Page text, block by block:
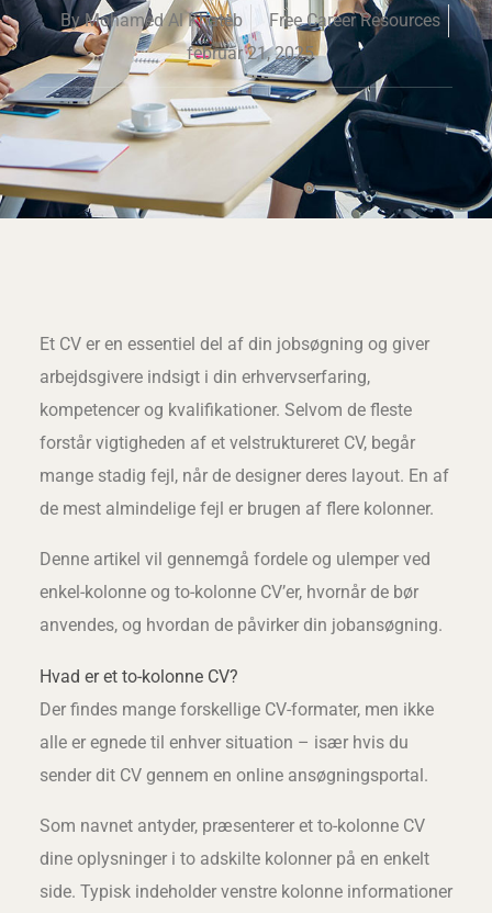
ByMohamed Al Khateb
Free Career Resources
februar 21, 2025
Et CV er en essentiel del af din jobsøgning og giver
arbejdsgivere indsigt i din erhvervserfaring,
kompetencer og kvalifikationer. Selvom de fleste
forstår vigtigheden af et velstruktureret CV, begår
mange stadig fejl, når de designer deres layout. En af
de mest almindelige fejl er brugen af flere kolonner.
Denne artikel vil gennemgå fordele og ulemper ved
enkel-kolonne og to-kolonne CV’er, hvornår de bør
anvendes, og hvordan de påvirker din jobansøgning.
Hvad er et to-kolonne CV?
Der findes mange forskellige CV-formater, men ikke
alle er egnede til enhver situation – især hvis du
sender dit CV gennem en online ansøgningsportal.
Som navnet antyder, præsenterer et to-kolonne CV
dine oplysninger i to adskilte kolonner på en enkelt
side. Typisk indeholder venstre kolonne informationer